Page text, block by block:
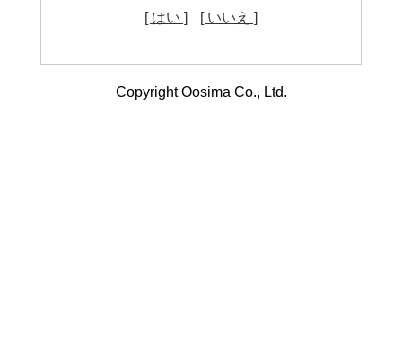
[ はい ] [ いいえ ]
Copyright Oosima Co., Ltd.